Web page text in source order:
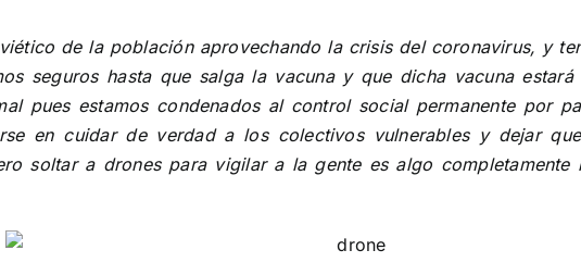
de la población aprovechando la crisis del coronavirus, y
seguros hasta que salga la vacuna y que dicha vacuna
pues estamos condenados al control social permanente por
en cuidar de verdad a los colectivos vulnerables y dejar
soltar a drones para vigilar a la gente es algo